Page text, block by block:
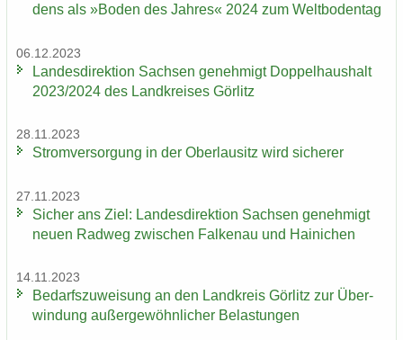
dens als »Boden des Jah­res« 2024 zum Welt­bo­den­tag
06.12.2023
Lan­des­di­rek­ti­on Sach­sen ge­neh­migt Dop­pel­haus­halt
2023/2024 des Land­krei­ses Gör­litz
28.11.2023
Strom­ver­sor­gung in der Ober­lau­sitz wird si­che­rer
27.11.2023
Si­cher ans Ziel: Lan­des­di­rek­ti­on Sach­sen ge­neh­migt
neuen Rad­weg zwi­schen Fal­ken­au und Hai­ni­chen
14.11.2023
Be­darfs­zu­wei­sung an den Land­kreis Gör­litz zur Über­
win­dung au­ßer­ge­wöhn­li­cher Be­las­tun­gen